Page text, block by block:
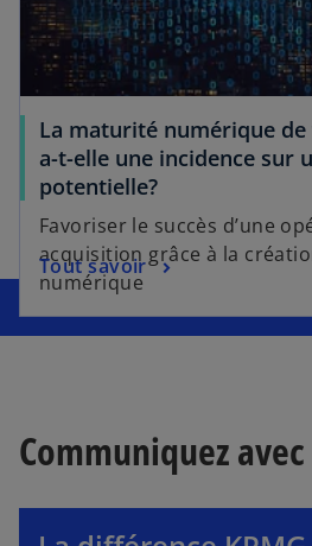
La maturité numérique
a-t-elle une incidence sur
potentielle?
Favoriser le succès d’une
acquisition grâce à la
numérique
Tout savoir
Communiquez
s
r